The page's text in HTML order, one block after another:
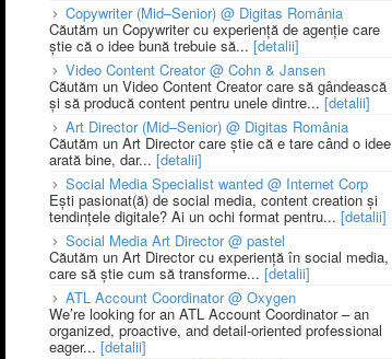
Copywriter (Mid–Senior) @ Digitas România
Căutăm un Copywriter cu experiență de agenție care
știe că o idee bună trebuie să... [detalii]
Video Content Creator @ Cohn & Jansen
Căutăm un Video Content Creator care să gândească
și să producă content pentru unele dintre...[detalii]
Art Director (Mid–Senior) @ Digitas România
Căutăm un Art Director care știe că e tare când o idee
arată bine, dar... [detalii]
Social Media Specialist wanted @ Internet Corp
Ești pasionat(ă) de social media, content creation și
tendințele digitale? Ai un ochi format pentru... [detalii]
Social Media Art Director @ pastel
Căutăm un Art Director cu experiență în social media,
care să știe cum să transforme... [detalii]
ATL Account Coordinator @ Oxygen
We’re looking for an ATL Account Coordinator – an
organized, proactive, and detail-oriented professional
eager... [detalii]